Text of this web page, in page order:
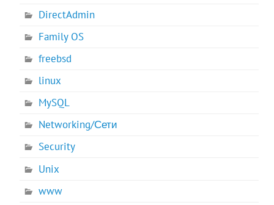
DirectAdmin
Family OS
freebsd
linux
MySQL
Networking/Сети
Security
Unix
www